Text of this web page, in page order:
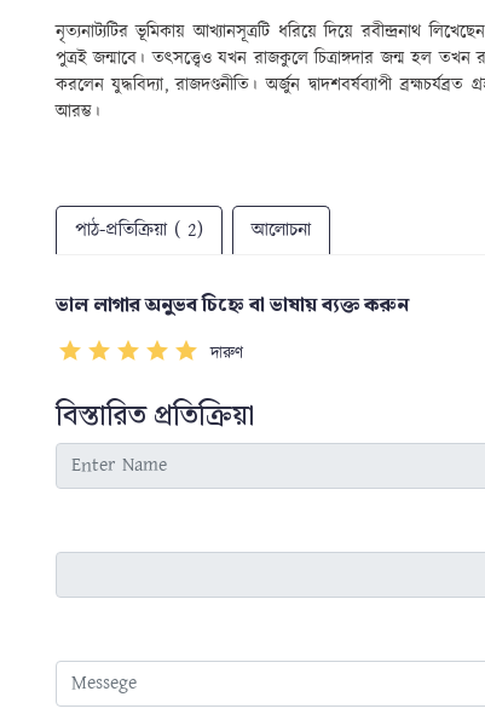
নৃত্যনাট্যটির ভূমিকায় আখ্যানসূত্রটি ধরিয়ে দিয়ে রবীন্দ্রনাথ
পুত্রই জন্মাবে। তৎসত্ত্বেও যখন রাজকুলে চিত্রাঙ্গদার জন্ম হল
করলেন যুদ্ধবিদ্যা,রাজদণ্ডনীতি। অর্জুন দ্বাদশবর্ষব্যাপী
আরম্ভ।
পাঠ-প্রতিক্রিয়া ( 2) আলোচনা
ভাল লাগার অনুভব চিহ্নে বা ভাষায় ব্যক্ত করুন
দারুণ
বিস্তারিত প্রতিক্রিয়া